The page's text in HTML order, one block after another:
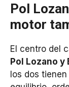
Pol
motor
El centro del
Pol Lozano y
los dos